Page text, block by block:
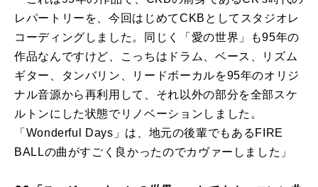
レパートリーを、今回はじめてCKBとしてスタジオレ
コーディングしました。同じく「愛の世界」も95年の
作品なんですけど、こっちはドラム、ベース、リズム
ギター、タンバリン、リードボーカルを95年のオリジ
ナル音源から再利用して、それ以外の部分を全部スケ
ルトンにした状態でリノベーションしました。
「Wonderful Days」は、地元の後輩でもあるFIRE
BALLの曲がすごく良かったのでカヴァーしました」